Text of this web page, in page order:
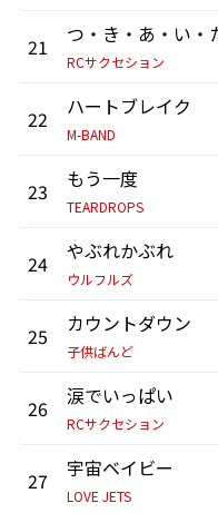
21
RCサクセション
22 ハートブレイク
M-BAND
23 もう一度
TEARDROPS
24 やぶれかぶれ
ウルフルズ
25 カウントダウン
子供ばんど
26 涙でいっぱい
RCサクセション
27 宇宙ベイビー
LOVE JETS